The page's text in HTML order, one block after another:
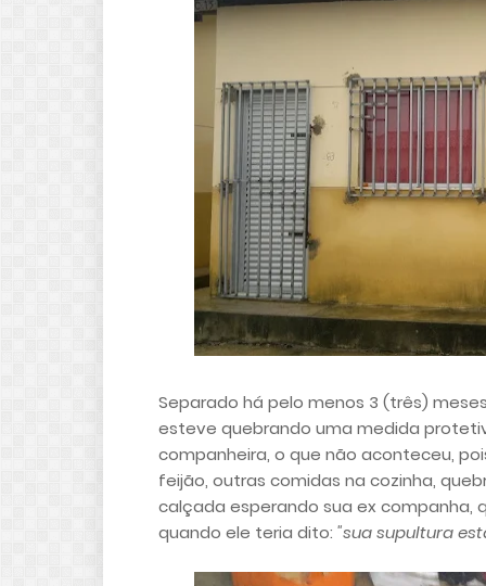
Separado há pelo menos 3 (três) meses o
esteve quebrando uma medida
companheira, o que não aconteceu,
feijão, outras comidas na cozinha,
calçada esperando sua ex
quando ele teria dito: "sua supultura